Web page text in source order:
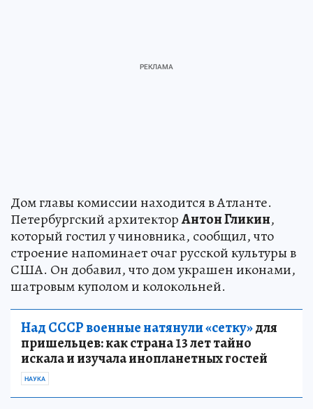
Дом главы комиссии находится в Атланте.
Петербургский архитекторАнтон Гликин,
который гостил у чиновника, сообщил, что
строение напоминает очаг русской культуры в
США. Он добавил, что дом украшен иконами,
шатровым куполом и колокольней.
Над СССР военные натянули «сетку»для
пришельцев: как страна 13 лет тайно
искала и изучала инопланетных гостей
НАУКА